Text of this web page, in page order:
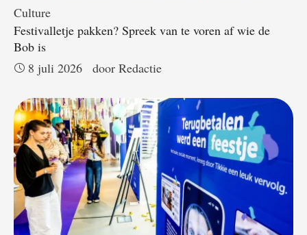
Culture
Festivalletje pakken? Spreek van te voren af wie de
Bob is
8 juli 2026
door Redactie